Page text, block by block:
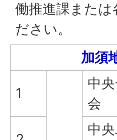
働推進課また
ださい。
加須
1
中
会
中